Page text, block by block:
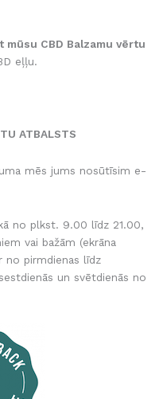
mūsu CBD Balzamu vērtu
eļļu.
ATBALSTS
mēs jums nosūtīsim e-
no plkst. 9.00 līdz 21.00,
vai bažām (ekrāna
no pirmdienas līdz
un svētdienās no